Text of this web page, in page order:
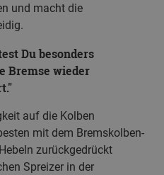
und macht die
Du besonders
Bremse wieder
auf die Kolben
mit dem Bremskolben-
zurückgedrückt
Spreizer in der